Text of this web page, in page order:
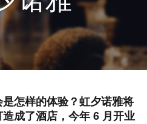
怎样的体验？虹夕诺雅将
成了酒店，今年 6 月开业